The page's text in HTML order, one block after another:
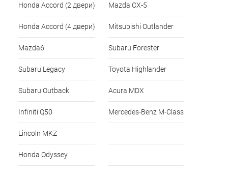
Honda Accord (2 двери) Mazda CX-5
Honda Accord (4 двери) Mitsubishi Outlander
Mazda6 Subaru Forester
Subaru Legacy Toyota Highlander
Subaru Outback Acura MDX
Infiniti Q50 Mercedes-Benz M-Class
Lincoln MKZ
Honda Odyssey